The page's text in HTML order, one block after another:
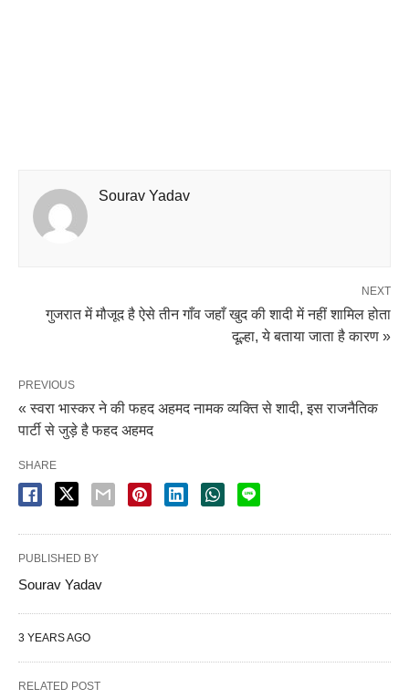
Sourav Yadav
NEXT
गुजरात में मौजूद है ऐसे तीन गाँव जहाँ खुद की शादी में नहीं शामिल होता
दूल्हा, ये बताया जाता है कारण »
PREVIOUS
« स्वरा भास्कर ने की फहद अहमद नामक व्यक्ति से शादी, इस राजनैतिक
पार्टी से जुड़े है फहद अहमद
SHARE
PUBLISHED BY
Sourav Yadav
3 YEARS AGO
RELATED POST